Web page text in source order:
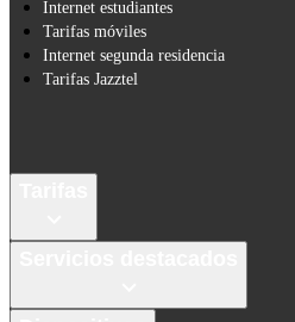
Internet estudiantes
Tarifas móviles
Internet segunda residencia
Tarifas Jazztel